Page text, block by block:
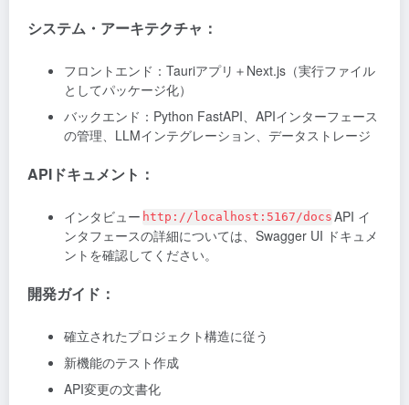
システム・アーキテクチャ：
フロントエンド：Tauriアプリ＋Next.js（実行ファイル
としてパッケージ化）
バックエンド：Python FastAPI、APIインターフェース
の管理、LLMインテグレーション、データストレージ
APIドキュメント：
インタビュー http://localhost:5167/docs API イ
ンタフェースの詳細については、Swagger UI ドキュメ
ントを確認してください。
開発ガイド：
確立されたプロジェクト構造に従う
新機能のテスト作成
API変更の文書化